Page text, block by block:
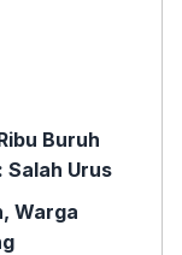
Buruh
Salah Urus
Warga